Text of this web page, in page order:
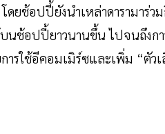
โดยช้อปปี้ยังนำเหล่าดารามาร่ว
นช้อปปี้ยาวนานขึ้น ไปจนถึงกา
ารใช้อีคอมเมิร์ซและเพิ่ม “ตั